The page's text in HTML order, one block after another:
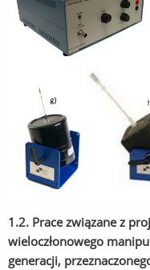
1.2. Prace związane z
wieloczłonowego
generacji,